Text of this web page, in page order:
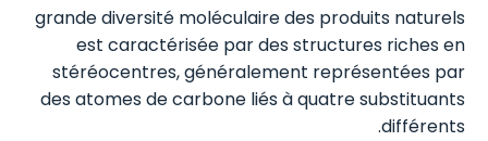
grande diversité moléculaire des produits naturels
est caractérisée par des structures riches en
stéréocentres, généralement représentées par
des atomes de carbone liés à quatre substituants
différents.